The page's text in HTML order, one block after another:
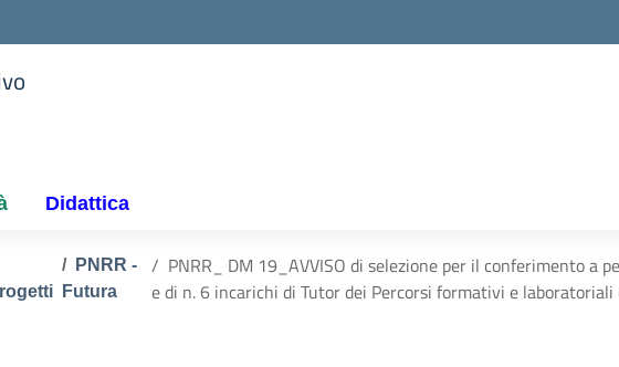
Didattica
PNRR -
Futura
PNRR_ DM 19_AVVISO di selezione per il conferimento a
e di n. 6 incarichi di Tutor dei Percorsi formativi e